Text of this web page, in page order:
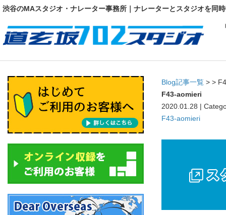
渋谷のMAスタジオ・ナレーター事務所｜ナレーターとスタジオを同
Blog記事一覧 > >
F43-aomieri
2020.01.28 |
F43-aomieri